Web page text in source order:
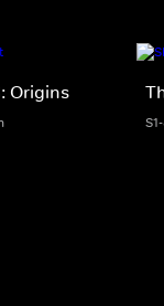
Origins